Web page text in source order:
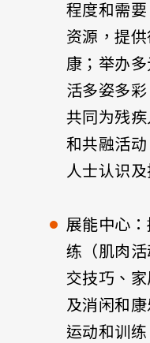
程度和需
资源，提
康；举办
活多姿多
共同为残
和共融活
人士认识
展能中心
练（肌肉
交技巧、
及消闲和
运动和训